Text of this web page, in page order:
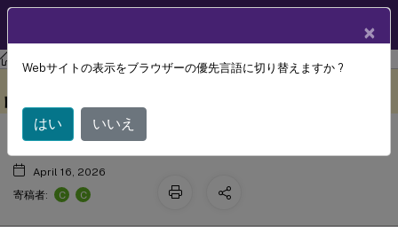
Citrix Endpoint Management
パーソナルホットスポットデバイスポ
リシー
April 16, 2026
寄稿者:
C C
×
Webサイトの表示をブラウザーの優先言語に切り替えますか ?
はい いいえ